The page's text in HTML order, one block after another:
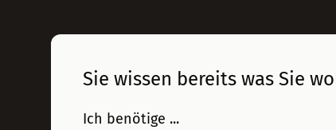
Sie wissen bereits was Sie
Ich benötige ...